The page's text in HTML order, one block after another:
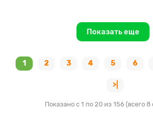
Показать еще
1 2 3 4 5 6
>|
Показано с 1 по 20 из 156 (всего